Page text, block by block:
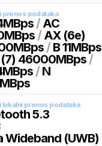
prenos podataka
/ AC
/ AX (6e)
/ B 11MBps
(7) 46000MBps /
/ N
lokalni prenos podataka
5.3
Wideband (UWB)